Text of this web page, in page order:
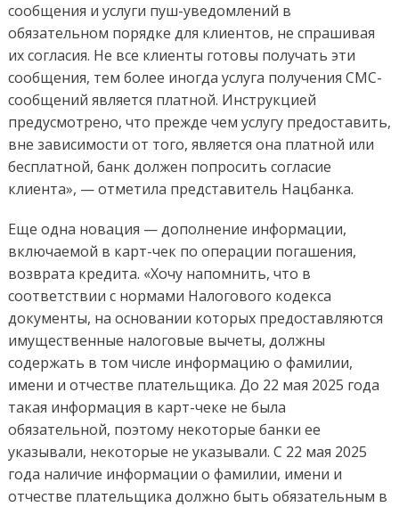
сообщения и услуги пуш-уведомлений в
обязательном порядке для клиентов, не спрашивая
их согласия. Не все клиенты готовы получать эти
сообщения, тем более иногда услуга получения СМС-
сообщений является платной. Инструкцией
предусмотрено, что прежде чем услугу предоставить,
вне зависимости от того, является она платной или
бесплатной, банк должен попросить согласие
клиента», — отметила представитель Нацбанка.
Еще одна новация — дополнение информации,
включаемой в карт-чек по операции погашения,
возврата кредита. «Хочу напомнить, что в
соответствии с нормами Налогового кодекса
документы, на основании которых предоставляются
имущественные налоговые вычеты, должны
содержать в том числе информацию о фамилии,
имени и отчестве плательщика. До 22 мая 2025 года
такая информация в карт-чеке не была
обязательной, поэтому некоторые банки ее
указывали, некоторые не указывали. С 22 мая 2025
года наличие информации о фамилии, имени и
отчестве плательщика должно быть обязательным в